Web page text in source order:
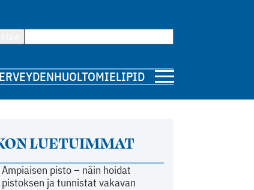
MIELIPIDE
LUETUIMMAT
Ampiaisen pisto – näin hoidat
pistoksen ja tunnistat vakavan